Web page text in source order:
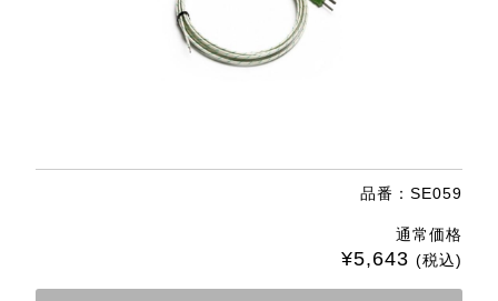
品番：SE059
通常価格
¥5,643 (税込)